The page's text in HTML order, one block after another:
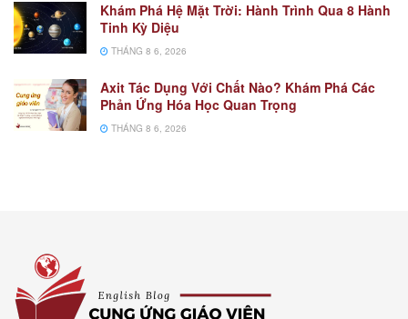
Khám Phá Hệ Mặt Trời: Hành Trình Qua 8 Hành
Tinh Kỳ Diệu
THÁNG 8 6, 2026
Axit Tác Dụng Với Chất Nào? Khám Phá Các
Phản Ứng Hóa Học Quan Trọng
THÁNG 8 6, 2026